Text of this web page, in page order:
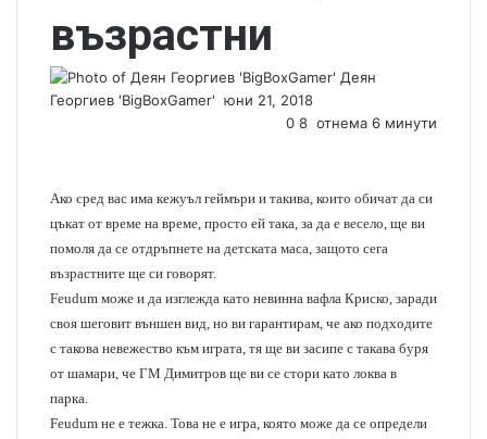
възрастни
Деян
Георгиев 'BigBoxGamer' S
m
i
l
юни 21, 2018
0 8 отнема 6 минути
Ако сред вас има кежуъл геймъри и такива, които обичат да си
цъкат от време на време, просто ей така, за да е весело, ще ви
помоля да се отдръпнете на детската маса, защото сега
възрастните ще си говорят.
Feudum може и да изглежда като невинна вафла Криско, заради
своя шеговит външен вид, но ви гарантирам, че ако подходите
с такова невежество към играта, тя ще ви засипе с такава буря
от шамари, че ГМ Димитров ще ви се стори като локва в
парка.
Feudum не е тежка. Това не е игра, която може да се определи